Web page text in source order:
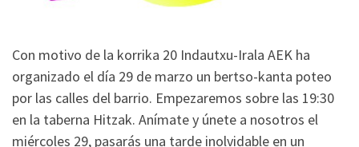
Con motivo de la korrika 20 Indautxu-Irala AEK ha
organizado el día 29 de marzo un bertso-kanta poteo
por las calles del barrio. Empezaremos sobre las 19:30
en la taberna Hitzak. Anímate y únete a nosotros el
miércoles 29, pasarás una tarde inolvidable en un